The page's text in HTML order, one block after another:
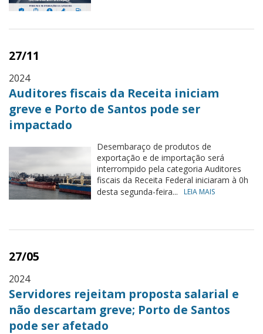
27/11
2024
Auditores fiscais da Receita iniciam
greve e Porto de Santos pode ser
impactado
Desembaraço de produtos de
exportação e de importação será
interrompido pela categoria Auditores
fiscais da Receita Federal iniciaram à 0h
desta segunda-feira...
LEIA MAIS
27/05
2024
Servidores rejeitam proposta salarial e
não descartam greve; Porto de Santos
pode ser afetado